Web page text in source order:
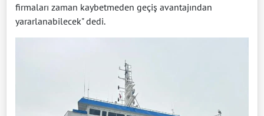
firmaları zaman kaybetmeden geçiş avantajından
yararlanabilecek" dedi.